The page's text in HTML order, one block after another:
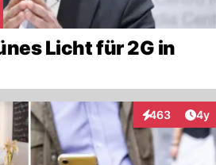
Licht für 2G in
463
Interaktionen
4y